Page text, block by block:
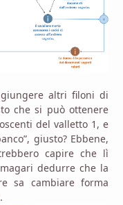
altri filoni di
che si può ottenere
del valletto 1, e
giusto? Ebbene,
capire che lì
dedurre che la
sa cambiare forma